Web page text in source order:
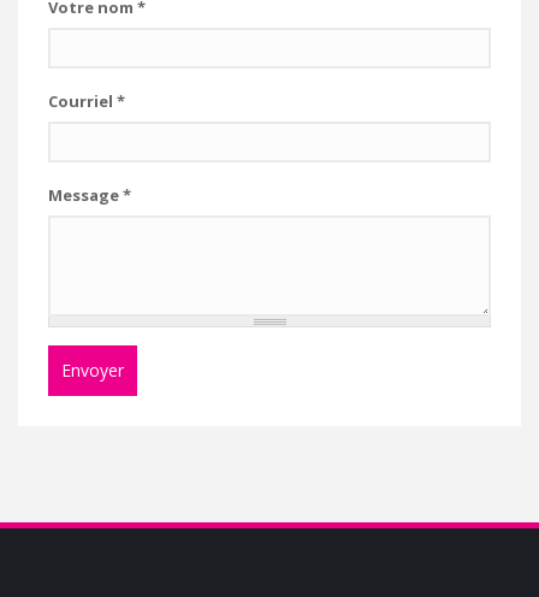
Votre nom *
Courriel *
Message*
Envoyer